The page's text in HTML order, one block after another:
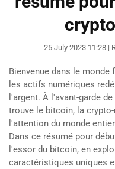
25 July 2023 11:28|
Bienvenue dans le
les actifs numériques
l'argent. À l'avant-garde
trouve le bitcoin, la
l'attention du monde
Dans ce résumé pour
l'essor du bitcoin, en
caractéristiques uniques